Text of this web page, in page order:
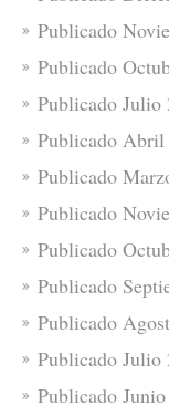
Publicado
Publicado
Publicado Julio
Publicado Abril
Publicado
Publicado
Publicado
Publicado
Publicado
Publicado Julio
Publicado